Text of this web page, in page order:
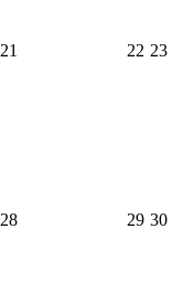
21 22 23
28 29 30